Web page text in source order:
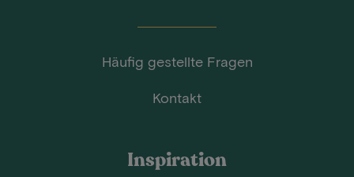
Häufig gestellte Fragen
Kontakt
Inspiration